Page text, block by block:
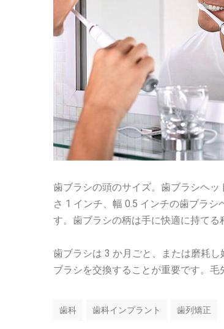
歯ブラシの頭のサイズ。歯ブラシヘ
さ 1 インチ、幅 0.5 インチの歯ブラ
す。歯ブラシの柄は手に快適に持てる
歯ブラシは 3 か月ごと、または磨耗
ブラシを交換することが重要です。毛
歯科 歯科インプラント 歯列矯正